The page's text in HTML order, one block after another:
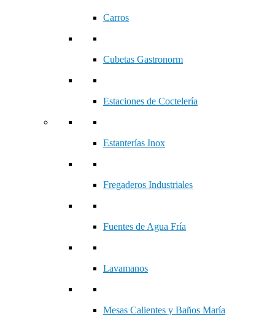
Carros
Cubetas Gastronorm
Estaciones de Coctelería
Estanterías Inox
Fregaderos Industriales
Fuentes de Agua Fría
Lavamanos
Mesas Calientes y Baños María